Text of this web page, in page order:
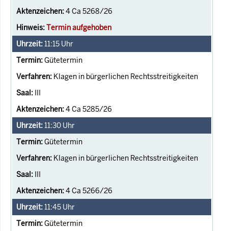
4 Ca 5268/26
Termin aufgehoben
11:15 Uhr
Gütetermin
Klagen in bürgerlichen Rechtsstreitigkeiten
III
4 Ca 5285/26
11:30 Uhr
Gütetermin
Klagen in bürgerlichen Rechtsstreitigkeiten
III
4 Ca 5266/26
11:45 Uhr
Gütetermin